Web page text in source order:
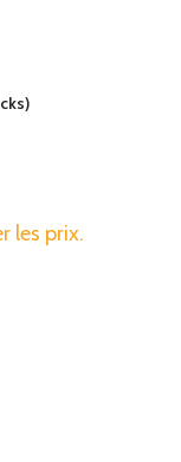
les prix.